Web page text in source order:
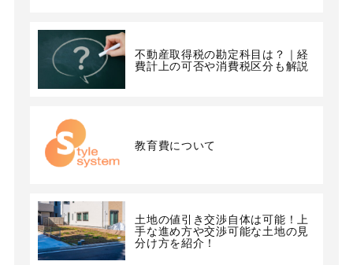
不動産取得税の勘定科目は？｜経
費計上の可否や消費税区分も解説
教育費について
土地の値引き交渉自体は可能！上
手な進め方や交渉可能な土地の見
分け方を紹介！